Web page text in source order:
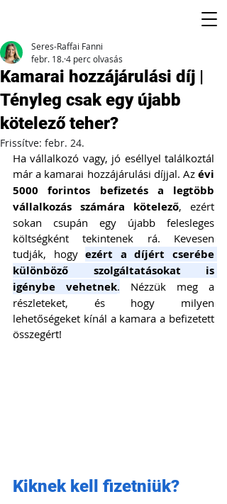
Kamarai hozzájárulási díj |
Tényleg csak egy újabb
kötelező teher?
Seres-Raffai Fanni
febr. 18.4 perc olvasás
Frissítve: febr. 24.
Ha vállalkozó vagy, jó eséllyel találkoztál
már a kamarai hozzájárulási díjjal. Az évi
5000 forintos befizetés a legtöbb
vállalkozás számára kötelező, ezért
sokan csupán egy újabb felesleges
költségként tekintenek rá. Kevesen
tudják, hogy ezért a díjért cserébe
különböző szolgáltatásokat is
igénybe vehetnek. Nézzük meg a
részleteket, és hogy milyen
lehetőségeket kínál a kamara a befizetett
összegért!
Kiknek kell fizetniük?